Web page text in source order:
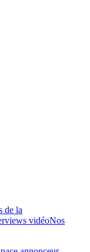
de la
vidéoNos